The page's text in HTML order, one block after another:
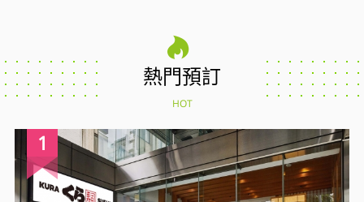
熱門預訂
HOT
1